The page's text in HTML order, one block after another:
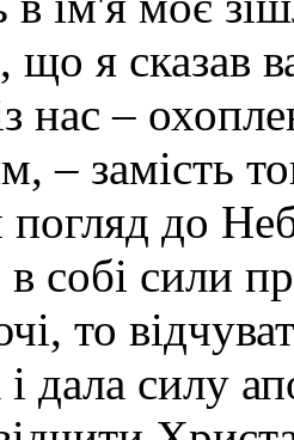
що я сказав
нас –
– замість
погляд до
в собі сили
то
дала силу